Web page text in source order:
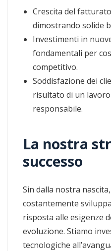
Crescita del
dimostrando solide
Investimenti in
fondamentali per
competitivo.
Soddisfazione dei
risultato di un
responsabile.
La nostra
successo
Sin dalla nostra
costantemente
risposta alle esigenze
evoluzione. Stiamo
tecnologiche